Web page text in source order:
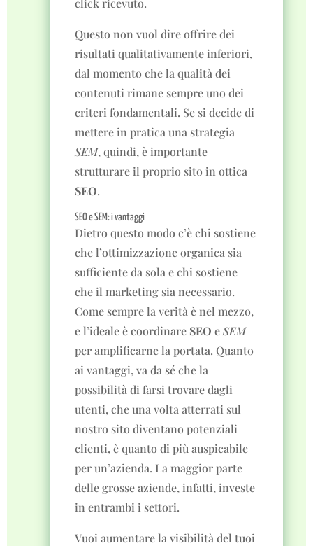
click ricevuto.
Questo non vuol dire offrire dei
risultati qualitativamente inferiori,
dal momento che la qualità dei
contenuti rimane sempre uno dei
criteri fondamentali. Se si decide di
mettere in pratica una strategia
SEM, quindi, è importante
strutturare il proprio sito in ottica
SEO.
SEO e SEM: i vantaggi
Dietro questo modo c’è chi sostiene
che l’ottimizzazione organica sia
sufficiente da sola e chi sostiene
che il marketing sia necessario.
Come sempre la verità è nel mezzo,
e l’ideale è coordinare SEO eSEM
per amplificarne la portata. Quanto
ai vantaggi, va da sé che la
possibilità di farsi trovare dagli
utenti, che una volta atterrati sul
nostro sito diventano potenziali
clienti, è quanto di più auspicabile
per un’azienda. La maggior parte
delle grosse aziende, infatti, investe
in entrambi i settori.
Vuoi aumentare la visibilità del tuoi